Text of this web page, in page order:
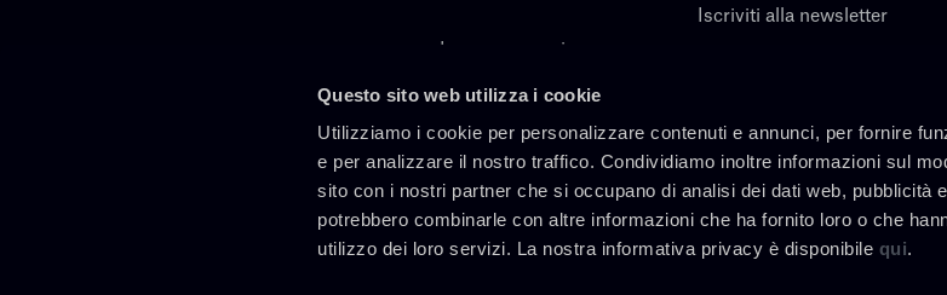
Questo sito web utilizza i cookie
Utilizziamo i cookie per personalizzare contenuti e annunci, per fornire
e per analizzare il nostro traffico. Condividiamo inoltre informazioni sul
sito con i nostri partner che si occupano di analisi dei dati web, pubblicità
potrebbero combinarle con altre informazioni che ha fornito loro o che
utilizzo dei loro servizi. La nostra informativa privacy è disponibile qui.
Lavora con noi
Iscriviti alla newsletter